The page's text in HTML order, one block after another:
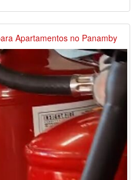
Apartamentos no Panamby